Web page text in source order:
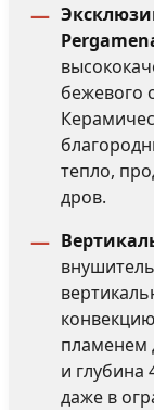
бежевого
тепло,
дров.
пламенем
и глубина
даже в